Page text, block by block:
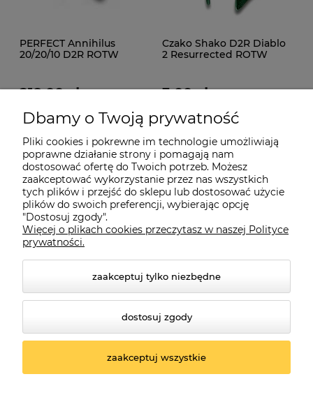
PERFECT Annihilus
20/20/10 D2R ROTW
219,00 zł
Cena regularna:249,00 zł
249,00 zł
do koszyka
Czako Shako D2R Diablo
2 Resurrected ROTW
3,00 zł
Cena regularna:25,00 zł
do koszyka
Informacje
Płatności i dostawa
Dbamy o Twoją prywatność
Pliki cookies i pokrewne im technologie umożliwiają
poprawne działanie strony i pomagają nam
dostosować ofertę do Twoich potrzeb. Możesz
zaakceptować wykorzystanie przez nas wszystkich
tych plików i przejść do sklepu lub dostosować użycie
plików do swoich preferencji, wybierając opcję
"Dostosuj zgody".
Więcej o plikach cookies przeczytasz w naszej Polityce
prywatności.
zaakceptuj tylko niezbędne
dostosuj zgody
zaakceptuj wszystkie